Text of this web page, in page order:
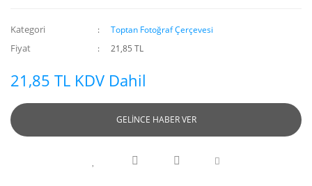
Kategori Toptan Fotoğraf Çerçevesi
Fiyat 21,85 TL
21,85 TL KDV Dahil
GELİNCE HABER VER